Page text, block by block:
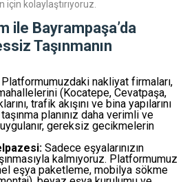
kolaylaştırıyoruz.
ile Bayrampaşa’da
Taşınmanın
Platformumuzdaki nakliyat firmaları,
(Kocatepe, Cevatpaşa,
trafik akışını ve bina yapılarını
planınız daha verimli ve
gereksiz gecikmelerin
Sadece eşyalarınızın
kalmıyoruz. Platformumuz
eşya paketleme, mobilya sökme